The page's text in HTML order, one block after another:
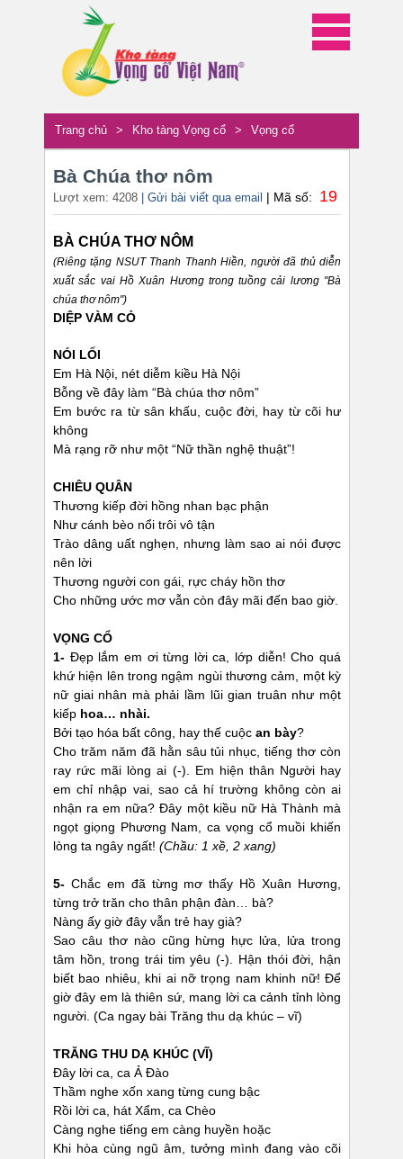
Trang chủ > Kho tàng Vọng cổ > Vọng cổ
Bà Chúa thơ nôm
Lượt xem: 4208 | Gửi bài viết qua email | Mã số: 19
BÀ CHÚA THƠ NÔM
(Riêng tặng NSUT Thanh Thanh Hiền, người đã thủ diễn
xuất sắc vai Hồ Xuân Hương trong tuồng cải lương "Bà
chúa thơ nôm")
DIỆP VÀM CỎ
NÓI LỐI
Em Hà Nội, nét diễm kiều Hà Nội
Bỗng về đây làm “Bà chúa thơ nôm”
Em bước ra từ sân khấu, cuộc đời, hay từ cõi hư
không
Mà rạng rỡ như một “Nữ thần nghệ thuật”!
CHIÊU QUÂN
Thương kiếp đời hồng nhan bạc phận
Như cánh bèo nổi trôi vô tận
Trào dâng uất nghẹn, nhưng làm sao ai nói được
nên lời
Thương người con gái, rực cháy hồn thơ
Cho những ước mơ vẫn còn đây mãi đến bao giờ.
VỌNG CỔ
1- Đẹp lắm em ơi từng lời ca, lớp diễn! Cho quá
khứ hiện lên trong ngậm ngùi thương cảm, một kỳ
nữ giai nhân mà phải lầm lũi gian truân như một
kiếp hoa… nhài.
Bởi tạo hóa bất công, hay thế cuộc an bày?
Cho trăm năm đã hằn sâu tủi nhục, tiếng thơ còn
ray rức mãi lòng ai (-). Em hiện thân Người hay
em chỉ nhập vai, sao cả hí trường không còn ai
nhận ra em nữa? Đây một kiều nữ Hà Thành mà
ngọt giọng Phương Nam, ca vọng cổ muồi khiến
lòng ta ngây ngất! (Chầu: 1 xề, 2 xang)
5- Chắc em đã từng mơ thấy Hồ Xuân Hương,
từng trở trăn cho thân phận đàn… bà?
Nàng ấy giờ đây vẫn trẻ hay già?
Sao câu thơ nào cũng hừng hực lửa, lửa trong
tâm hồn, trong trái tim yêu (-). Hận thói đời, hận
biết bao nhiêu, khi ai nỡ trọng nam khinh nữ! Để
giờ đây em là thiên sứ, mang lời ca cảnh tỉnh lòng
người. (Ca ngay bài Trăng thu dạ khúc – vĩ)
TRĂNG THU DẠ KHÚC (VĨ)
Đây lời ca, ca Ả Đào
Thầm nghe xốn xang từng cung bậc
Rồi lời ca, hát Xẩm, ca Chèo
Càng nghe tiếng em càng huyền hoặc
Khi hòa cùng ngũ âm, tưởng mình đang vào cõi